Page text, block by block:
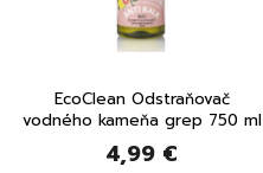
EcoClean Odstraňovač
vodného kameňa grep 750 ml
4,99 €